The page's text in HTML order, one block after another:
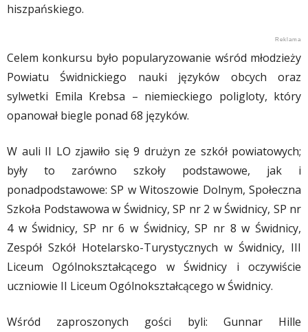
hiszpańskiego.
Celem konkursu było popularyzowanie wśród młodzieży
Powiatu Świdnickiego nauki języków obcych oraz
sylwetki Emila Krebsa – niemieckiego poligloty, który
opanował biegle ponad 68 języków.
W auli II LO zjawiło się 9 drużyn ze szkół powiatowych;
były to zarówno szkoły podstawowe, jak i
ponadpodstawowe: SP w Witoszowie Dolnym, Społeczna
Szkoła Podstawowa w Świdnicy, SP nr 2 w Świdnicy, SP nr
4 w Świdnicy, SP nr 6 w Świdnicy, SP nr 8 w Świdnicy,
Zespół Szkół Hotelarsko-Turystycznych w Świdnicy, III
Liceum Ogólnokształcącego w Świdnicy i oczywiście
uczniowie II Liceum Ogólnokształcącego w Świdnicy.
Wśród zaproszonych gości byli: Gunnar Hille